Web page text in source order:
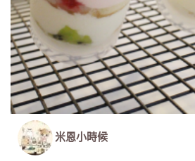
米恩小時候